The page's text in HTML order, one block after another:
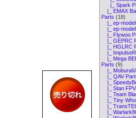
|_ Spark
|_ EMAX
Parts (18)
|_ ep-
|_ ep-
|_ Flywoo
|_ GEPRC
|_ HGLRC
|_
|_ Mega
Parts (9)
|_
|_ QAV
|_
|_ Stan
|_ Team
|_ Tiny
|_
|_